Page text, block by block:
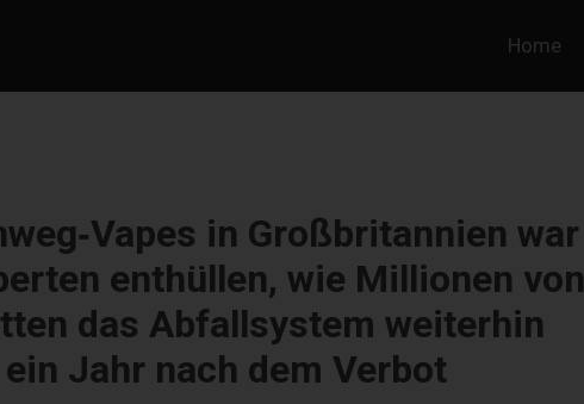
Home
in Großbritannien war
enthüllen, wie Millionen von
das Abfallsystem weiterhin
Jahr nach dem Verbot